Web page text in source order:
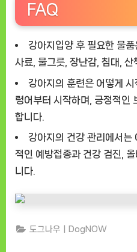
FAQ
강아지입양 후 필요한 물
사료, 물그릇, 장난감, 침대, 산
강아지의 훈련은 어떻게
령어부터 시작하며, 긍정적인
합니다.
강아지의 건강 관리에서는
적인 예방접종과 건강 검진,
니다.
도그나우ㅣDogNOW